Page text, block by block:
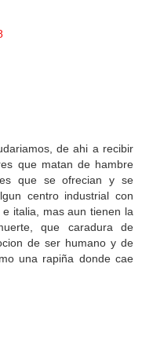
de ahi a recibir
que matan de hambre
que se ofrecian y se
centro industrial con
italia, mas aun tienen la
que caradura de
de ser humano y de
una rapiña donde cae